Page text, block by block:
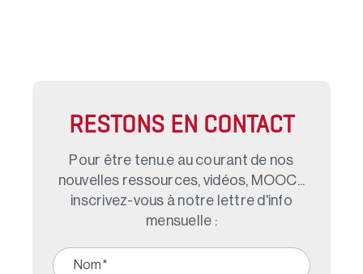
RESTONS EN CONTACT
Pour être tenu.e au courant de nos
nouvelles ressources, vidéos, MOOC...
inscrivez-vous à notre lettre d'info
mensuelle :